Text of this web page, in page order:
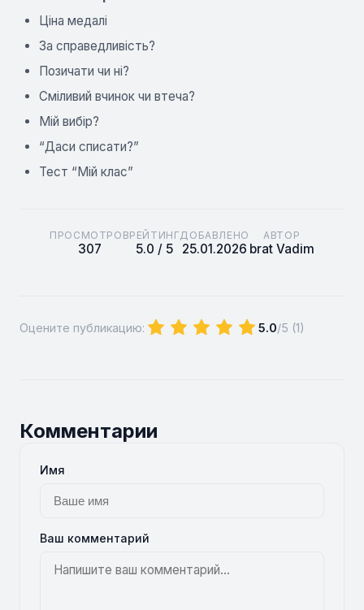
Ціна медалі
За справедливість?
Позичати чи ні?
Сміливий вчинок чи втеча?
Мій вибір?
“Даси списати?”
Тест “Мій клас”
ПРОСМОТРОВ
307
РЕЙТИНГ
5.0 / 5
ДОБАВЛЕНО
25.01.2026
АВТОР
brat Vadim
Оцените публикацию: 5.0/5 (1)
Комментарии
Имя
Ваш комментарий